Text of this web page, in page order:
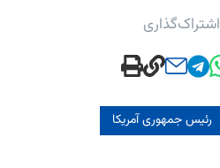
اشتراک‌گذاری
رئیس جمهوری آمریکا